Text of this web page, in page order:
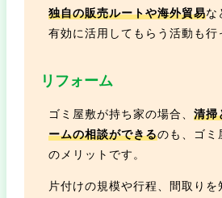
独自の販売ルートや海外貿易な
有効に活用してもらう活動も行
リフォーム
ゴミ屋敷が持ち家の場合、清掃
ームの相談ができるのも、ゴミ
のメリットです。
片付けの規模や行程、間取りを